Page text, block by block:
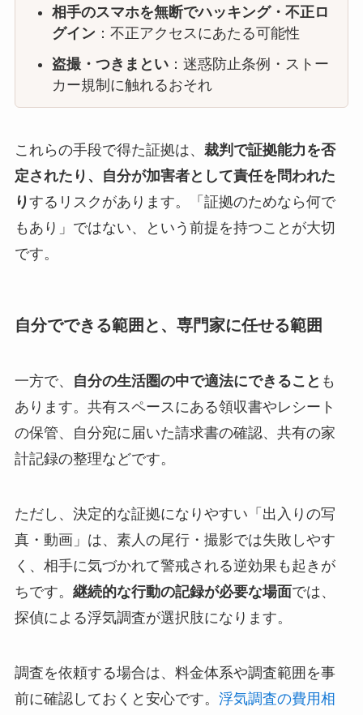
相手のスマホを無断でハッキング・不正ロ
グイン：不正アクセスにあたる可能性
盗撮・つきまとい：迷惑防止条例・ストー
カー規制に触れるおそれ
これらの手段で得た証拠は、 裁判で証拠能力を否
定されたり、自分が加害者として責任を問われた
りするリスクがあります。「証拠のためなら何で
もあり」ではない、という前提を持つことが大切
です。
自分でできる範囲と、専門家に任せる範囲
一方で、 自分の生活圏の中で適法にできること も
あります。共有スペースにある領収書やレシート
の保管、自分宛に届いた請求書の確認、共有の家
計記録の整理などです。
ただし、決定的な証拠になりやすい「出入りの写
真・動画」は、素人の尾行・撮影では失敗しやす
く、相手に気づかれて警戒される逆効果も起きが
ちです。 継続的な行動の記録が必要な場面では、
探偵による浮気調査が選択肢になります。
調査を依頼する場合は、料金体系や調査範囲を事
前に確認しておくと安心です。 浮気調査の費用相